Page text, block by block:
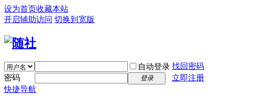
设为首页收藏本站
开启辅助访问 切换到宽版
自动登录 找回密码
密码
登录
立即注册
快捷导航